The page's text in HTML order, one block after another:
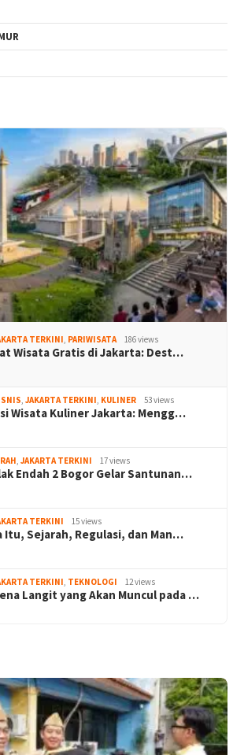
TERKINI PARIWISATA 186 views
Wisata Gratis di Jakarta: Dest…
JAKARTA TERKINI KULINER 53 views
Wisata Kuliner Jakarta: Mengg…
JAKARTA TERKINI 17 views
Endah 2 Bogor Gelar Santunan…
TERKINI 15 views
Itu, Sejarah, Regulasi, dan Man…
TERKINI TEKNOLOGI 12 views
Langit yang Akan Muncul pada …